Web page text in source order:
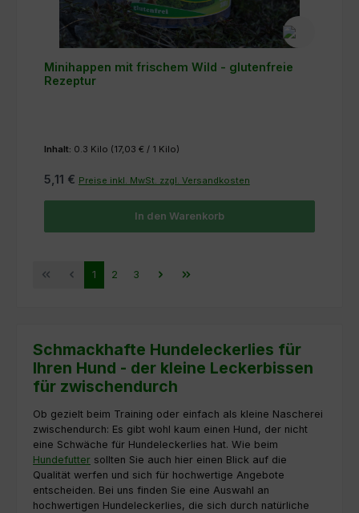
Minihappen mit frischem Wild - glutenfreie
Rezeptur
Inhalt: 0.3 Kilo (17,03 € / 1 Kilo)
5,11 € Preise inkl. MwSt. zzgl. Versandkosten
In den Warenkorb
Seite
1 Seite
2 Seite
3
Schmackhafte Hundeleckerlies für
Ihren Hund - der kleine Leckerbissen
für zwischendurch
Ob gezielt beim Training oder einfach als kleine Nascherei
zwischendurch: Es gibt wohl kaum einen Hund, der nicht
eine Schwäche für Hundeleckerlies hat. Wie beim
Hundefutter sollten Sie auch hier einen Blick auf die
Qualität werfen und sich für hochwertige Angebote
entscheiden. Bei uns finden Sie eine Auswahl an
hochwertigen Hundeleckerlies, die sich durch natürliche